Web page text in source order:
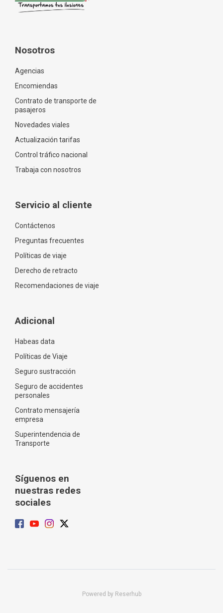
Nosotros
Agencias
Encomiendas
Contrato de transporte de
pasajeros
Novedades viales
Actualización tarifas
Control tráfico nacional
Trabaja con nosotros
Servicio al cliente
Contáctenos
Preguntas frecuentes
Políticas de viaje
Derecho de retracto
Recomendaciones de viaje
Adicional
Habeas data
Políticas de Viaje
Seguro sustracción
Seguro de accidentes
personales
Contrato mensajería
empresa
Superintendencia de
Transporte
Síguenos en
nuestras redes
sociales
Powered by Reserhub